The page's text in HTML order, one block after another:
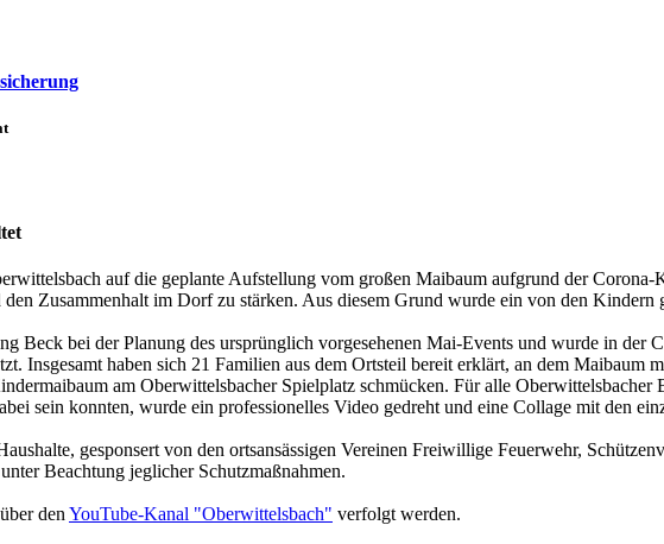
auf die geplante Aufstellung vom großen Maibaum aufgrund der
Zusammenhalt im Dorf zu stärken. Aus diesem Grund wurde ein von den Kindern
Beck bei der Planung des ursprünglich vorgesehenen Mai-Events und wurde in der
Insgesamt haben sich 21 Familien aus dem Ortsteil bereit erklärt, an dem
am Oberwittelsbacher Spielplatz schmücken. Für alle
sein konnten, wurde ein professionelles Video gedreht und eine Collage mit den
gesponsert von den ortsansässigen Vereinen Freiwillige Feuerwehr,
Beachtung jeglicher Schutzmaßnahmen.
den YouTube-Kanal "Oberwittelsbach" verfolgt werden.